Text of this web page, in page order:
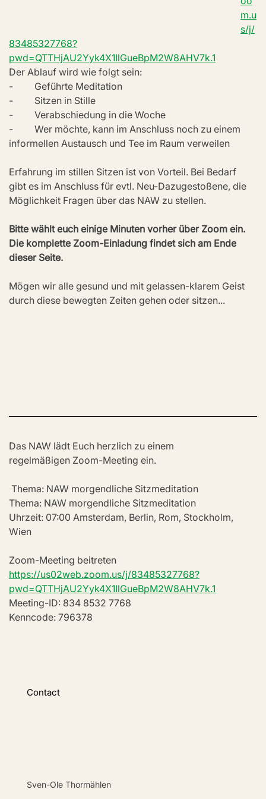
m.u
s/j/
83485327768?
pwd=QTTHjAU2Yyk4X1IlGueBpM2W8AHV7k.1
Der Ablauf wird wie folgt sein:
-         Geführte Meditation
-         Sitzen in Stille
-         Verabschiedung in die Woche
-         Wer möchte, kann im Anschluss noch zu einem
informellen Austausch und Tee im Raum verweilen
Erfahrung im stillen Sitzen ist von Vorteil. Bei Bedarf
gibt es im Anschluss für evtl. Neu-Dazugestoßene, die
Möglichkeit Fragen über das NAW zu stellen.
Bitte wählt euch einige Minuten vorher über Zoom ein.
Die komplette Zoom-Einladung findet sich am Ende
dieser Seite.
Mögen wir alle gesund und mit gelassen-klarem Geist
durch diese bewegten Zeiten gehen oder sitzen...
Das NAW lädt Euch herzlich zu einem
regelmäßigen Zoom-Meeting ein.
Thema: NAW morgendliche Sitzmeditation
Thema: NAW morgendliche Sitzmeditation
Uhrzeit: 07:00 Amsterdam, Berlin, Rom, Stockholm,
Wien
Zoom-Meeting beitreten
https://us02web.zoom.us/j/83485327768?
pwd=QTTHjAU2Yyk4X1IlGueBpM2W8AHV7k.1
Meeting-ID: 834 8532 7768
Kenncode: 796378
Contact
Sven-Ole Thormählen